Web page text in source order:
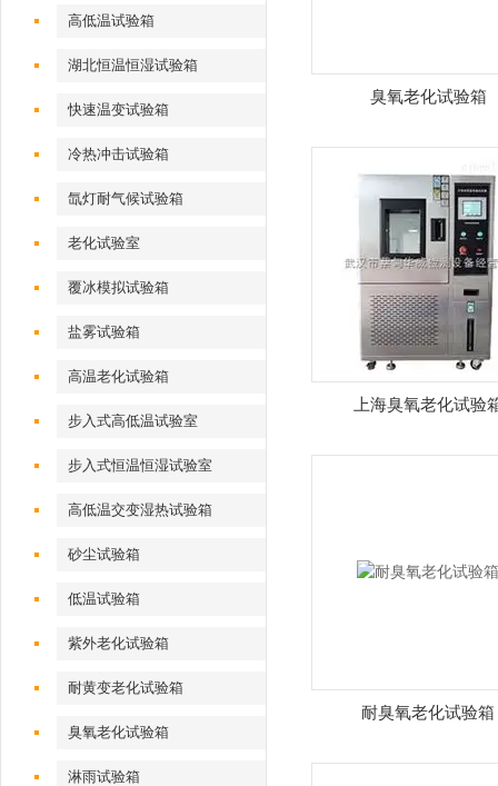
高低温试验箱
湖北恒温恒湿试验箱
快速温变试验箱
冷热冲击试验箱
氙灯耐气候试验箱
老化试验室
覆冰模拟试验箱
盐雾试验箱
高温老化试验箱
步入式高低温试验室
步入式恒温恒湿试验室
高低温交变湿热试验箱
砂尘试验箱
低温试验箱
紫外老化试验箱
耐黄变老化试验箱
臭氧老化试验箱
淋雨试验箱
臭氧老化试验箱
上海臭氧老化试验
耐臭氧老化试验箱